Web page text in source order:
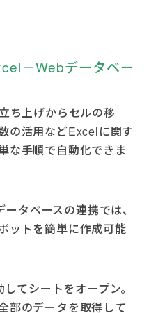
－Webデータベー
ち上げからセルの移
の活用などExcelに関す
な手順で自動化できま
タベースの連携では、
ットを簡単に作成可能
てシートをオープン。
部のデータを取得して